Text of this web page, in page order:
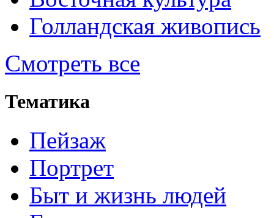
Голландская живопись
Смотреть все
Тематика
Пейзаж
Портрет
Быт и жизнь людей